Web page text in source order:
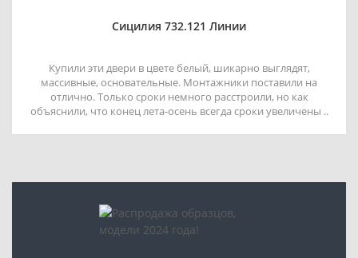
Сицилия 732.121 Линии
Купили эти двери в цвете белый, шикарно выглядят,
массивные, основательные. Монтажники поставили на
отлично. Только сроки немного расстроили, но как
объяснили, что конец лета-осень всегда сроки увеличены ..